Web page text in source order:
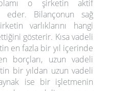
o şirketin aktif
eder. Bilançonun sağ
varlıklarını hangi
gösterir. Kısa vadeli
en fazla bir yıl içerinde
borçları, uzun vadeli
bir yıldan uzun vadeli
ise bir işletmenin